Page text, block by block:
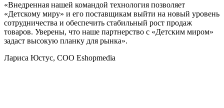
«Внедренная нашей командой технология позволяет
«Детскому миру» и его поставщикам выйти на новый уровень
сотрудничества и обеспечить стабильный рост продаж
товаров. Уверены, что наше партнерство с «Детским миром»
задаст высокую планку для рынка».
Лариса Юстус, COO Eshopmedia